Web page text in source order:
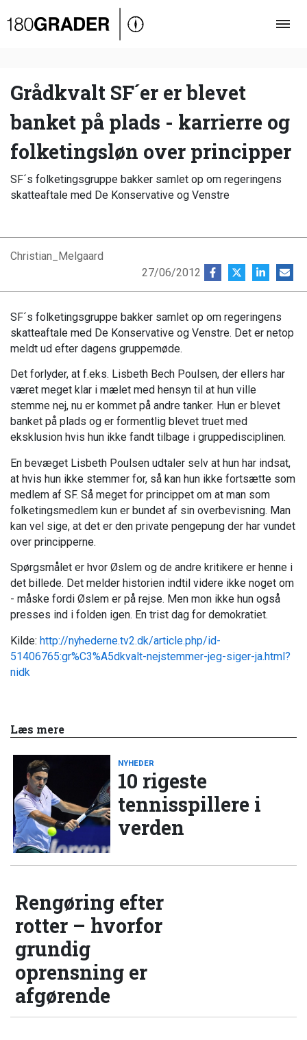
Oversigt
Debat
Video
Podcast
Grådkvalt SF´er er blevet
banket på plads - karrierre og
folketingsløn over principper
SF´s folketingsgruppe bakker samlet op om regeringens
skatteaftale med De Konservative og Venstre
Christian_Melgaard
27/06/2012
SF´s folketingsgruppe bakker samlet op om regeringens
skatteaftale med De Konservative og Venstre. Det er netop
meldt ud efter dagens gruppemøde.
Det forlyder, at f.eks. Lisbeth Bech Poulsen, der ellers har
været meget klar i mælet med hensyn til at hun ville
stemme nej, nu er kommet på andre tanker. Hun er blevet
banket på plads og er formentlig blevet truet med
eksklusion hvis hun ikke fandt tilbage i gruppedisciplinen.
En bevæget Lisbeth Poulsen udtaler selv at hun har indsat,
at hvis hun ikke stemmer for, så kan hun ikke fortsætte som
medlem af SF. Så meget for princippet om at man som
folketingsmedlem kun er bundet af sin overbevisning. Man
kan vel sige, at det er den private pengepung der har vundet
over principperne.
Spørgsmålet er hvor Øslem og de andre kritikere er henne i
det billede. Det melder historien indtil videre ikke noget om
- måske fordi Øslem er på rejse. Men mon ikke hun også
presses ind i folden igen. En trist dag for demokratiet.
Kilde: http://nyhederne.tv2.dk/article.php/id-
51406765:gr%C3%A5dkvalt-nejstemmer-jeg-siger-ja.html?
nidk
Læs mere
NYHEDER
10 rigeste
tennisspillere i
verden
Rengøring efter
rotter – hvorfor
grundig
oprensning er
afgørende